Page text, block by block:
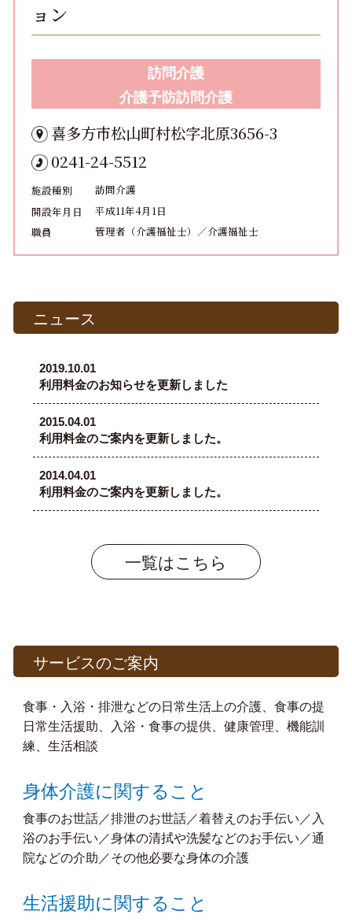
ョン
訪問介護
介護予防訪問介護
喜多方市松山町村松字北原3656-3
0241-24-5512
施設種別
訪問介護
開設年月日
平成11年4月1日
職員
管理者（介護福祉士）／介護福祉士
ニュース
2019.10.01
利用料金のお知らせを更新しました
2015.04.01
利用料金のご案内を更新しました。
2014.04.01
利用料金のご案内を更新しました。
一覧はこちら
サービスのご案内
食事・入浴・排泄などの日常生活上の介護、食事の提
日常生活援助、入浴・食事の提供、健康管理、機能訓
練、生活相談
身体介護に関すること
食事のお世話／排泄のお世話／着替えのお手伝い／入
浴のお手伝い／身体の清拭や洗髪などのお手伝い／通
院などの介助／その他必要な身体の介護
生活援助に関すること